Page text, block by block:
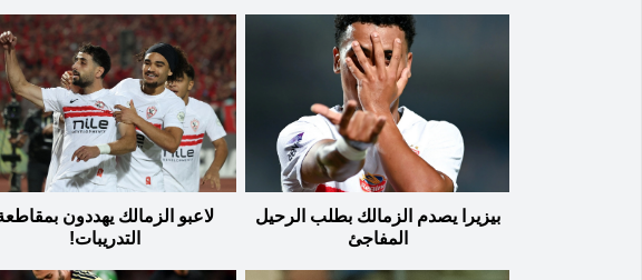
بيزيرا يصدم الزمالك بطلب الرحيل
المفاجئ
لاعبو الزمالك يهددون
التدريبات!